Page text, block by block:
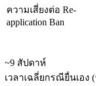
ความเสี่ยงต่อ Re-
application Ban
~9 สัปดาห์
เวลาเฉลี่ยกรณียื่นเอง